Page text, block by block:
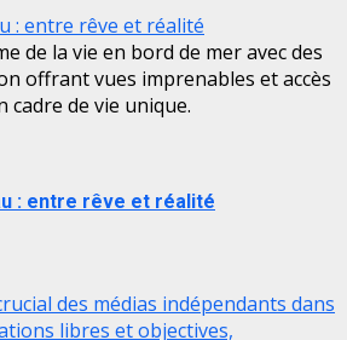
: entre rêve et réalité
: entre rêve et réalité